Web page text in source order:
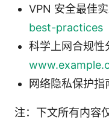
VPN 安全最佳
best-practices
科学上网合规性
网络隐私保护
注：下文所有内容